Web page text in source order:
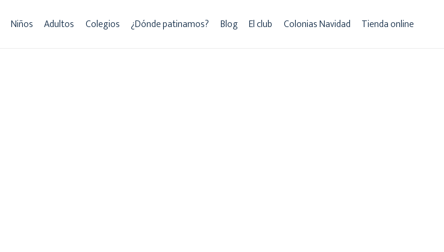
Niños Adultos Colegios ¿Dónde patinamos? Blog El club Colonias Navidad Tienda online